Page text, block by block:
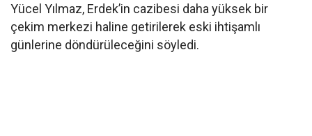
Yücel Yılmaz, Erdek’in cazibesi daha yüksek bir
çekim merkezi haline getirilerek eski ihtişamlı
günlerine döndürüleceğini söyledi.